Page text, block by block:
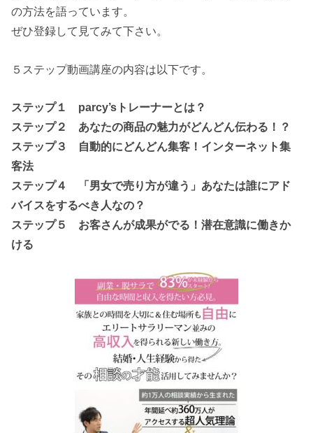
の方法を語っています。
ぜひ登録して見てみて下さい。
５ステップ動画講座の内容は以下です。
ステップ１ parcy’sトレーナーとは？
ステップ２ あなたの商品の魅力がどんどん伝わる！？
ステップ３ 自動的にどんどん集客！インターネット集
客法
ステップ４ 「男女で売り方が違う」あなたは誰にアド
バイスをするべき人なの？
ステップ５ お客さんが成果がでる！潜在意識に働きか
ける